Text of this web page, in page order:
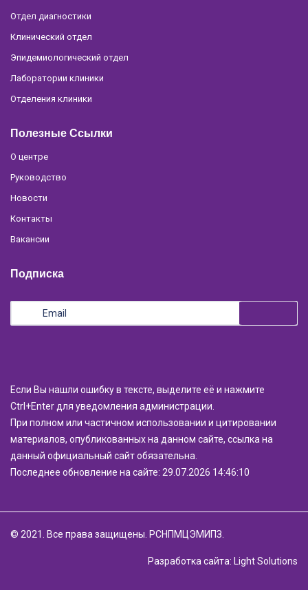
Отдел диагностики
Клинический отдел
Эпидемиологический отдел
Лаборатории клиники
Отделения клиники
Полезные Ссылки
О центре
Руководство
Новости
Контакты
Вакансии
Подписка
Если Вы нашли ошибку в тексте, выделите её и нажмите
Ctrl+Enter для уведомления администрации.
При полном или частичном использовании и цитировании
материалов, опубликованных на данном сайте, ссылка на
данный официальный сайт обязательна.
Последнее обновление на сайте: 29.07.2026 14:46:10
© 2021. Все права защищены. РСНПМЦЭМИПЗ.
Разработка сайта: Light Solutions